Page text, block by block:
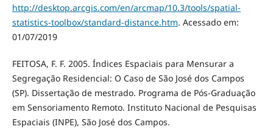
http://desktop.arcgis.com/en/arcmap/10.3/tools/spatial-
statistics-toolbox/standard-distance.htm. Acessado em:
01/07/2019
FEITOSA, F. F. 2005. Índices Espaciais para Mensurar a
Segregação Residencial: O Caso de São José dos Campos
(SP). Dissertação de mestrado. Programa de Pós-Graduação
em Sensoriamento Remoto. Instituto Nacional de Pesquisas
Espaciais (INPE), São José dos Campos.